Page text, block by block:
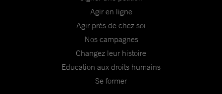
Agir en ligne
Agir près de chez soi
Nos campagnes
Changez leur histoire
Education aux droits humains
Se former